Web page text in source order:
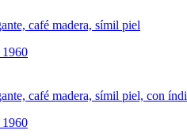
café madera, símil piel
café madera, símil piel, con